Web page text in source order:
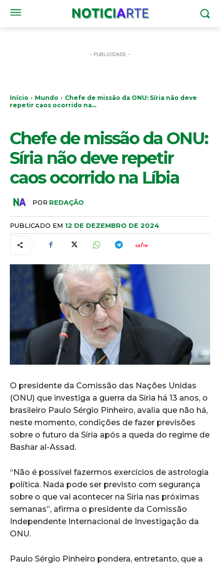
- PUBLICIDADE -
Início Mundo
Chefe de missão da ONU: Síria não deve
repetir caos ocorrido na...
Chefe de missão da ONU:
Síria não deve repetir
caos ocorrido na Líbia
POR REDAÇÃO
PUBLICADO EM 12 DE DEZEMBRO DE 2024
O presidente da Comissão das Nações Unidas
(ONU) que investiga a guerra da Síria há 13 anos, o
brasileiro Paulo Sérgio Pinheiro, avalia que não há,
neste momento, condições de fazer previsões
sobre o futuro da Síria após a queda do regime de
Bashar al-Assad.
“Não é possível fazermos exercícios de astrologia
política. Nada pode ser previsto com segurança
sobre o que vai acontecer na Síria nas próximas
semanas”, afirma o presidente da Comissão
Independente Internacional de Investigação da
ONU.
Paulo Sérgio Pinheiro pondera, entretanto, que a